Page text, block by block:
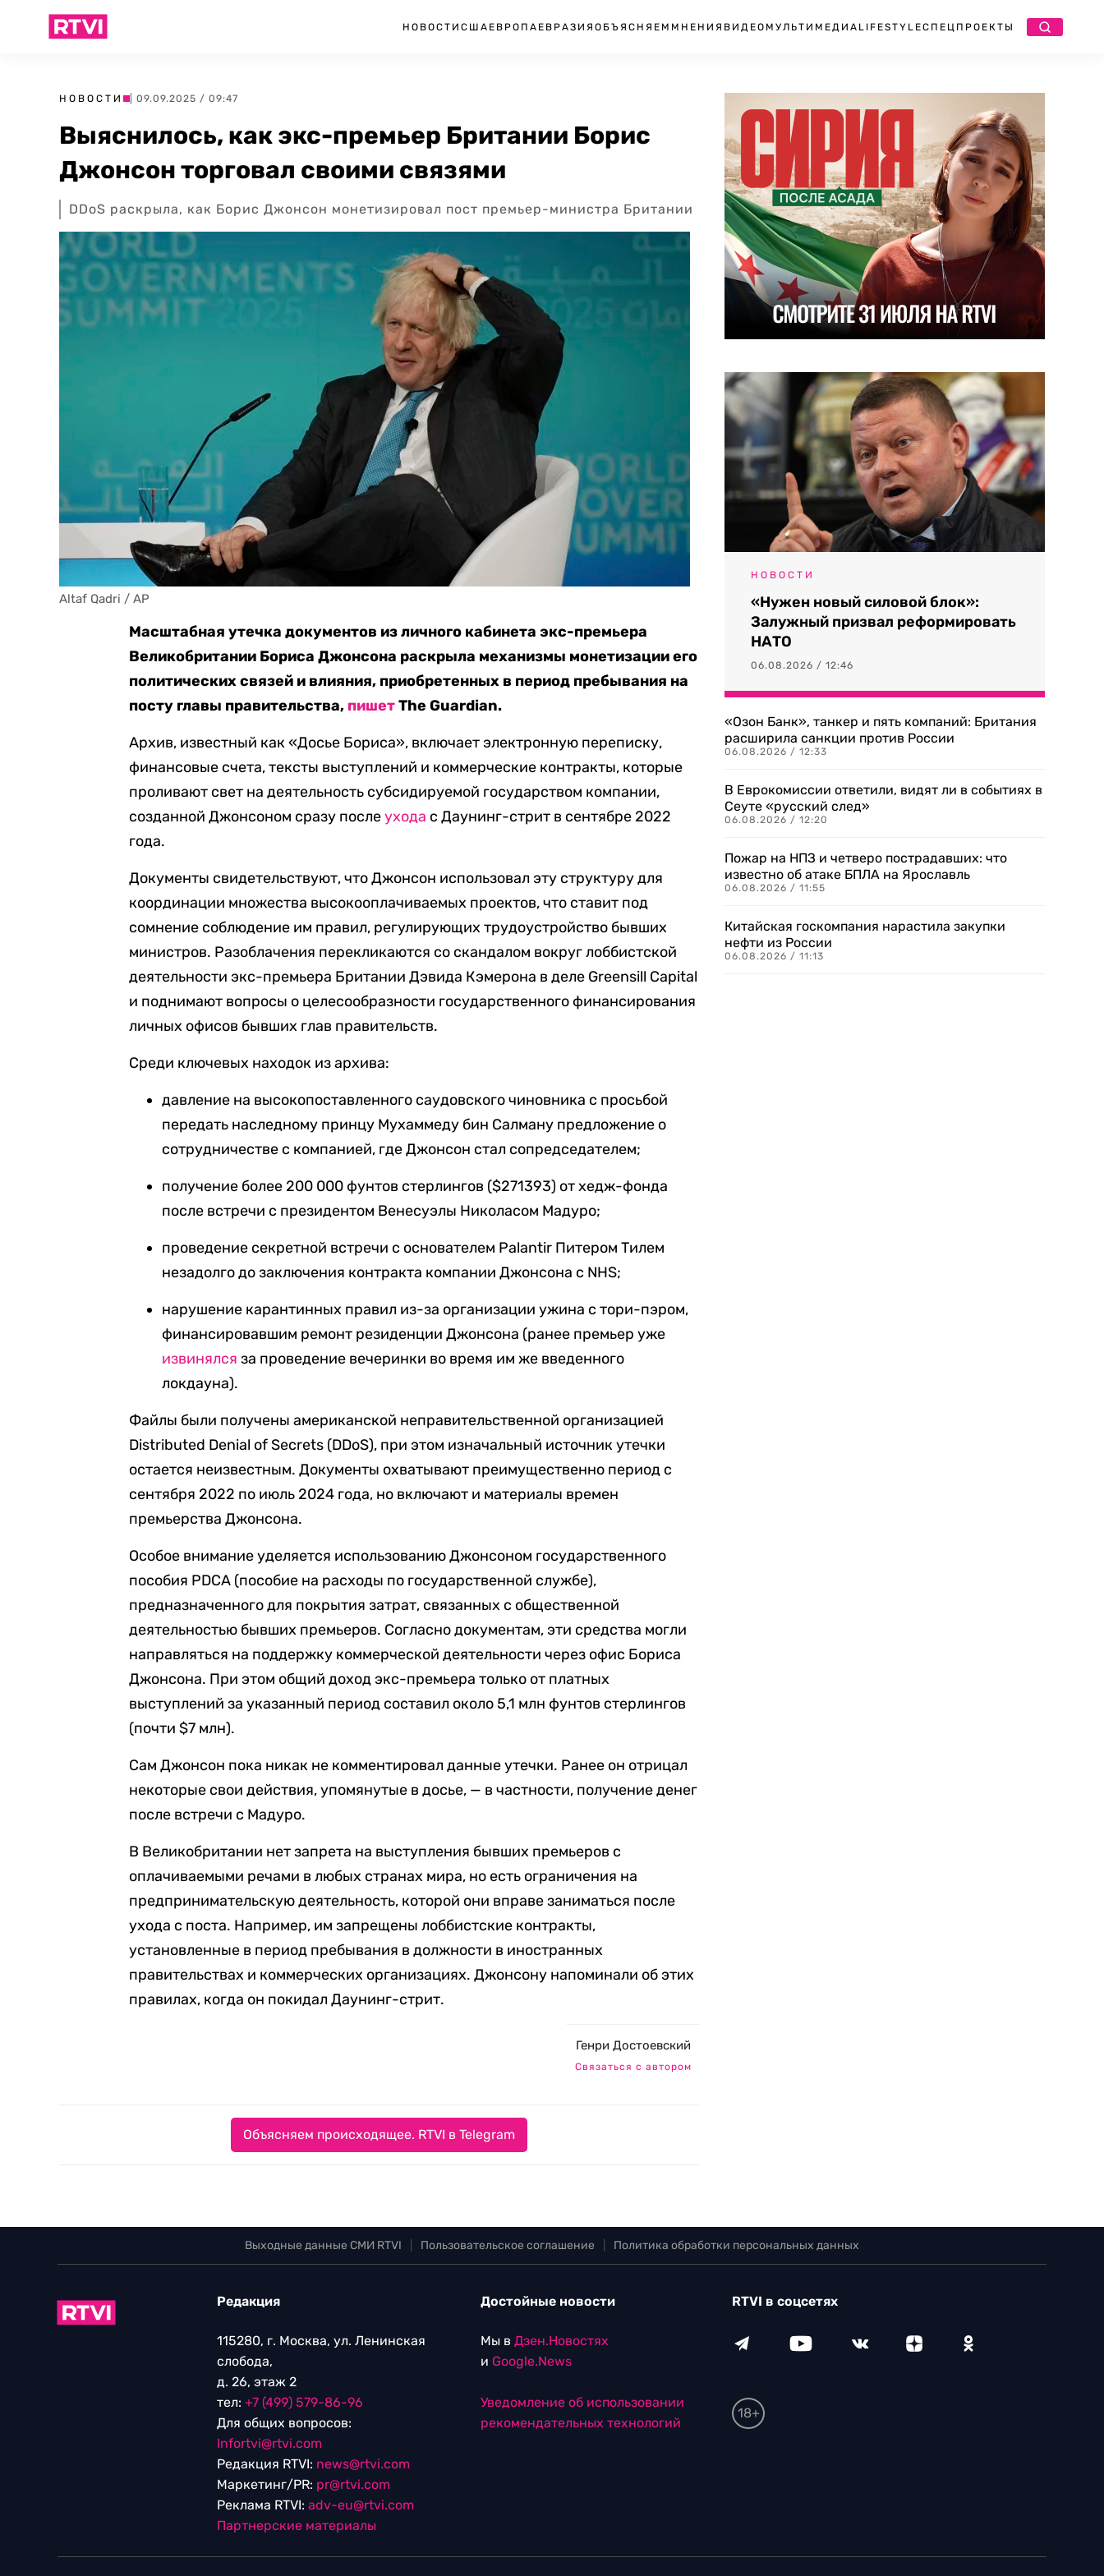
НОВОСТИ США ЕВРОПА ЕВРАЗИЯ ОБЪЯСНЯЕМ МНЕНИЯ ВИДЕО МУЛЬТИМЕДИА LIFESTYLEСПЕЦПРОЕКТЫ
НОВОСТИ | 09.09.2025 / 09:47
Выяснилось, как экс-премьер Британии Борис
Джонсон торговал своими связями
DDoS раскрыла, как Борис Джонсон монетизировал пост премьер-министра Британии
Altaf Qadri / AP
Масштабная утечка документов из личного кабинета экс-премьера
Великобритании Бориса Джонсона раскрыла механизмы монетизации его
политических связей и влияния, приобретенных в период пребывания на
посту главы правительства, пишетThe Guardian.
Архив, известный как «Досье Бориса», включает электронную переписку,
финансовые счета, тексты выступлений и коммерческие контракты, которые
проливают свет на деятельность субсидируемой государством компании,
созданной Джонсоном сразу послеухода с Даунинг-стрит в сентябре 2022
года.
Документы свидетельствуют, что Джонсон использовал эту структуру для
координации множества высокооплачиваемых проектов, что ставит под
сомнение соблюдение им правил, регулирующих трудоустройство бывших
министров. Разоблачения перекликаются со скандалом вокруг лоббистской
деятельности экс-премьера Британии Дэвида Кэмерона в деле Greensill Capital
и поднимают вопросы о целесообразности государственного финансирования
личных офисов бывших глав правительств.
Среди ключевых находок из архива:
давление на высокопоставленного саудовского чиновника с просьбой
передать наследному принцу Мухаммеду бин Салману предложение о
сотрудничестве с компанией, где Джонсон стал сопредседателем;
получение более 200 000 фунтов стерлингов ($271393) от хедж-фонда
после встречи с президентом Венесуэлы Николасом Мадуро;
проведение секретной встречи с основателем Palantir Питером Тилем
незадолго до заключения контракта компании Джонсона с NHS;
нарушение карантинных правил из-за организации ужина с тори-пэром,
финансировавшим ремонт резиденции Джонсона (ранее премьер уже
извинялся за проведение вечеринки во время им же введенного
локдауна).
Файлы были получены американской неправительственной организацией
Distributed Denial of Secrets (DDoS), при этом изначальный источник утечки
остается неизвестным. Документы охватывают преимущественно период с
сентября 2022 по июль 2024 года, но включают и материалы времен
премьерства Джонсона.
Особое внимание уделяется использованию Джонсоном государственного
пособия PDCA (пособие на расходы по государственной службе),
предназначенного для покрытия затрат, связанных с общественной
деятельностью бывших премьеров. Согласно документам, эти средства могли
направляться на поддержку коммерческой деятельности через офис Бориса
Джонсона. При этом общий доход экс-премьера только от платных
выступлений за указанный период составил около 5,1 млн фунтов стерлингов
(почти $7 млн).
Сам Джонсон пока никак не комментировал данные утечки. Ранее он отрицал
некоторые свои действия, упомянутые в досье, — в частности, получение денег
после встречи с Мадуро.
В Великобритании нет запрета на выступления бывших премьеров с
оплачиваемыми речами в любых странах мира, но есть ограничения на
предпринимательскую деятельность, которой они вправе заниматься после
ухода с поста. Например, им запрещены лоббистские контракты,
установленные в период пребывания в должности в иностранных
правительствах и коммерческих организациях. Джонсону напоминали об этих
правилах, когда он покидал Даунинг-стрит.
Генри Достоевский
Связаться с автором
Объясняем происходящее. RTVI в Telegram
НОВОСТИ
«Нужен новый силовой блок»:
Залужный призвал реформировать
НАТО
06.08.2026 / 12:46
«Озон Банк», танкер и пять компаний: Британия
расширила санкции против России
06.08.2026 / 12:33
В Еврокомиссии ответили, видят ли в событиях в
Сеуте «русский след»
06.08.2026 / 12:20
Пожар на НПЗ и четверо пострадавших: что
известно об атаке БПЛА на Ярославль
06.08.2026 / 11:55
Китайская госкомпания нарастила закупки
нефти из России
06.08.2026 / 11:13
Выходные данные СМИ RTVI Пользовательское соглашение Политика обработки персональных данных
Редакция
115280, г. Москва, ул. Ленинская
слобода,
д. 26, этаж 2
тел: +7 (499) 579-86-96
Для общих вопросов:
Infortvi@rtvi.com
Редакция RTVI: news@rtvi.com
Маркетинг/PR: pr@rtvi.com
Реклама RTVI: adv-eu@rtvi.com
Партнерские материалы
Достойные новости
Мы в Дзен.Новостях
и Google.News
Уведомление об использовании
рекомендательных технологий
RTVI в соцсетях
18+